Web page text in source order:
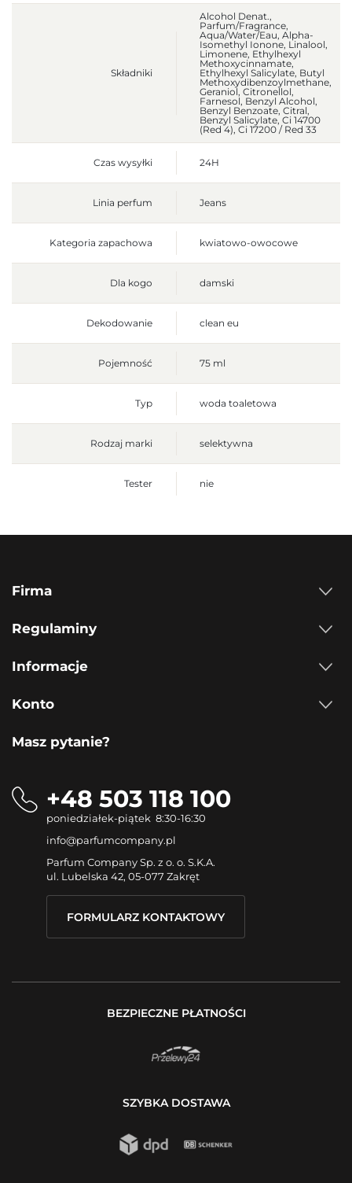
Składniki
Alcohol Denat.,
Parfum/Fragrance,
Aqua/Water/Eau, Alpha-
Isomethyl Ionone, Linalool,
Limonene, Ethylhexyl
Methoxycinnamate,
Ethylhexyl Salicylate, Butyl
Methoxydibenzoylmethane,
Geraniol, Citronellol,
Farnesol, Benzyl Alcohol,
Benzyl Benzoate, Citral,
Benzyl Salicylate, Ci 14700
(Red 4), Ci 17200 / Red 33
Czas wysyłki 24H
Linia perfum Jeans
Kategoria zapachowa kwiatowo-owocowe
Dla kogo damski
Dekodowanie clean eu
Pojemność 75 ml
Typ woda toaletowa
Rodzaj marki selektywna
Tester nie
Firma
Regulaminy
Informacje
Konto
Masz pytanie?
+48 503 118 100
poniedziałek-piątek 8:30-16:30
info@parfumcompany.pl
Parfum Company Sp. z o. o. S.K.A.
ul. Lubelska 42, 05-077 Zakręt
FORMULARZ KONTAKTOWY
BEZPIECZNE PŁATNOŚCI
SZYBKA DOSTAWA